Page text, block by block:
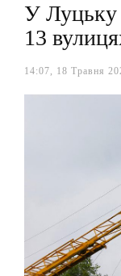
У Луцьку
13
14:07, 18 Травня